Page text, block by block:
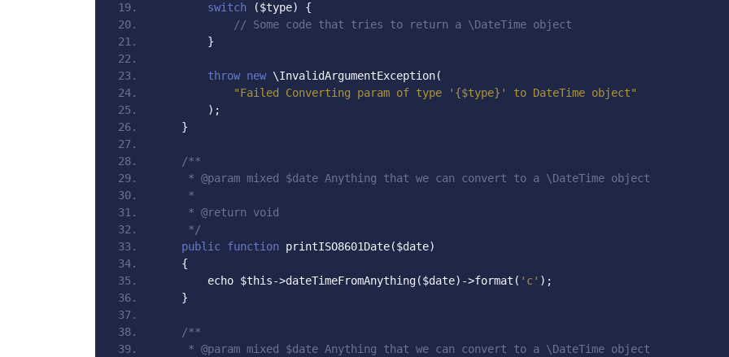
switch ($type)
{
// Some code that tries to return a \DateTime object
}
throw new \InvalidArgumentException(
"Failed Converting param of type '{$type}' to DateTime object"
);
}
/**
     * @param mixed $date Anything that we can convert to a \DateTime object
     *
     * @return void
     */
public function printISO8601Date($date)
{
        echo $this
->dateTimeFromAnything($date)->format ( 'c' );
}
/**
     * @param mixed $date Anything that we can convert to a \DateTime object